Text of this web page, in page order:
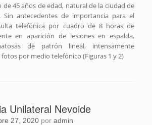
de 45 años de edad, natural de la ciudad de
Sin antecedentes de importancia para el
telefónica por cuadro de 8 horas de
en aparición de lesiones en espalda,
de patrón lineal, intensamente
por medio telefónico (Figuras 1 y 2)
Unilateral Nevoide
27, 2020 por admin